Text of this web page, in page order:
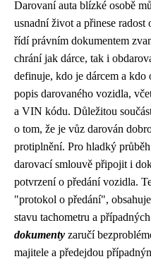
Darovaní auta blízké osobě
usnadní život a přinese radost
řídí právním dokumentem
chrání jak dárce, tak i
definuje, kdo je dárcem a kdo
popis darovaného vozidla,
a VIN kódu. Důležitou
o tom, že je vůz darován
protiplnění. Pro hladký
darovací smlouvě připojit i
potvrzení o předání vozidla.
"protokol o předání",
stavu tachometru a
dokumenty zaručí
majitele a předejdou